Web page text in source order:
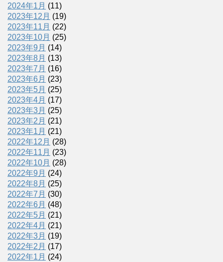
2024年1月 (11)
2023年12月 (19)
2023年11月 (22)
2023年10月 (25)
2023年9月 (14)
2023年8月 (13)
2023年7月 (16)
2023年6月 (23)
2023年5月 (25)
2023年4月 (17)
2023年3月 (25)
2023年2月 (21)
2023年1月 (21)
2022年12月 (28)
2022年11月 (23)
2022年10月 (28)
2022年9月 (24)
2022年8月 (25)
2022年7月 (30)
2022年6月 (48)
2022年5月 (21)
2022年4月 (21)
2022年3月 (19)
2022年2月 (17)
2022年1月 (24)